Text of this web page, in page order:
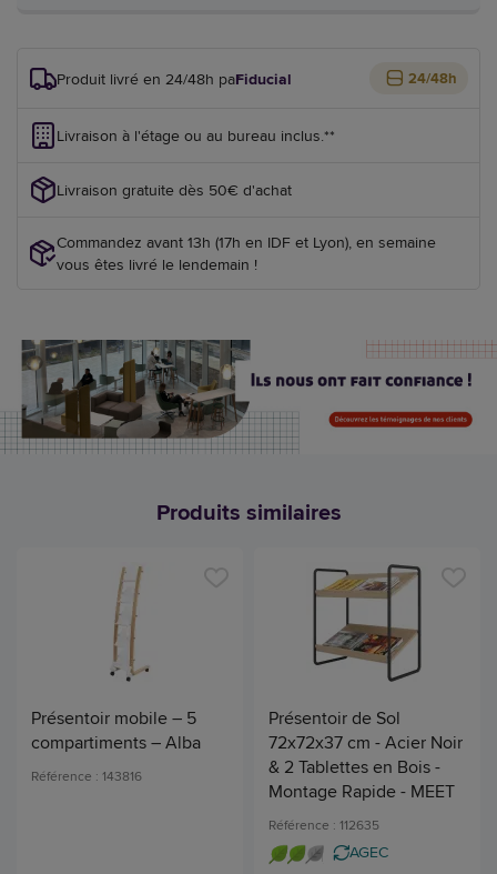
Produit livré en 24/48h parFiducial 24/48h
Livraison à l'étage ou au bureau inclus.**
Livraison gratuite dès 50€ d'achat
Commandez avant 13h (17h en IDF et Lyon), en semaine
vous êtes livré le lendemain !
Produits similaires
Présentoir mobile – 5
compartiments – Alba
Référence : 143816
Présentoir de Sol
72x72x37 cm - Acier Noir
& 2 Tablettes en Bois -
Montage Rapide - MEET
Référence : 112635
AGEC